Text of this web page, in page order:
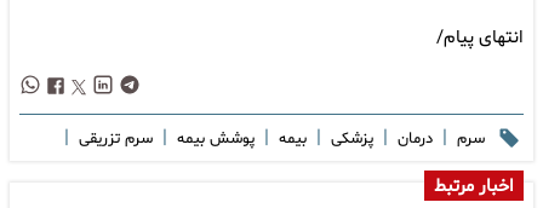
انتهای پیام/
سرم | درمان | پزشکی | بیمه | پوشش بیمه | سرم تزریقی |
اخبار مرتبط